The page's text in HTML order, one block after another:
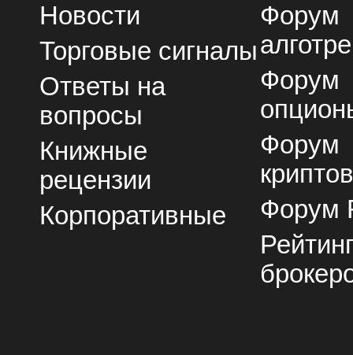
Новости
Торговые сигналы
Ответы на
вопросы
Книжные
рецензии
Корпоративные
Форум
Форум
Форум
Форум